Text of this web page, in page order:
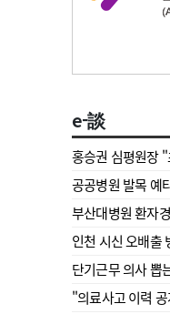
e-談
홍승권 심평원장
공공병원 발목
부산대병원 환자
인천 시신 오배출
단기근무 의사 뽑
"의료사고 이력